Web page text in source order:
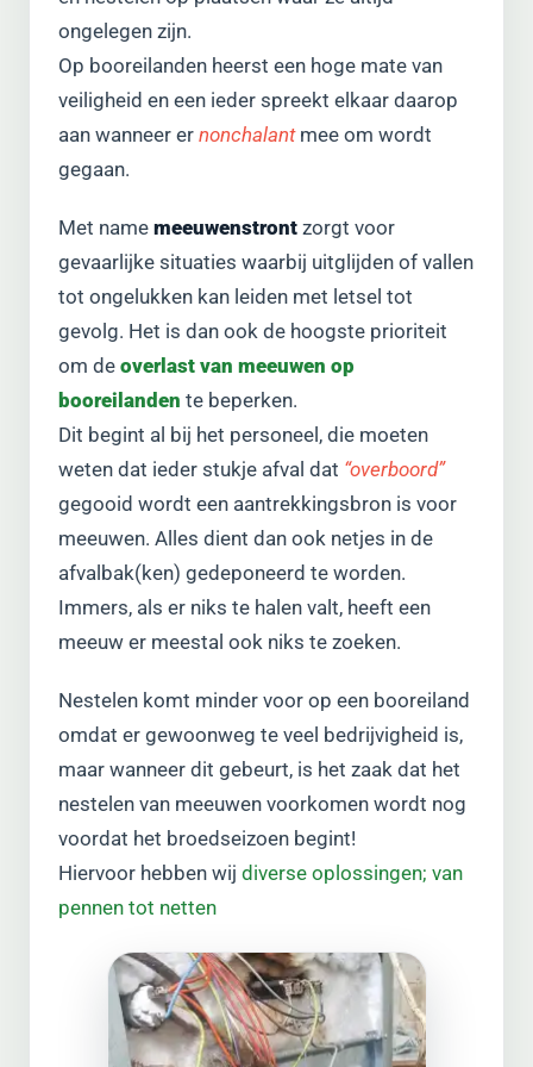
ongelegen zijn.
Op booreilanden heerst een hoge mate van
veiligheid en een ieder spreekt elkaar daarop
aan wanneer er nonchalantmee om wordt
gegaan.
Met name meeuwenstront zorgt voor
gevaarlijke situaties waarbij uitglijden of vallen
tot ongelukken kan leiden met letsel tot
gevolg. Het is dan ook de hoogste prioriteit
om de overlast van meeuwen op
booreilanden te beperken.
Dit begint al bij het personeel, die moeten
weten dat ieder stukje afval dat “overboord”
gegooid wordt een aantrekkingsbron is voor
meeuwen. Alles dient dan ook netjes in de
afvalbak(ken) gedeponeerd te worden.
Immers, als er niks te halen valt, heeft een
meeuw er meestal ook niks te zoeken.
Nestelen komt minder voor op een booreiland
omdat er gewoonweg te veel bedrijvigheid is,
maar wanneer dit gebeurt, is het zaak dat het
nestelen van meeuwen voorkomen wordt nog
voordat het broedseizoen begint!
Hiervoor hebben wij diverse oplossingen; van
pennen tot netten